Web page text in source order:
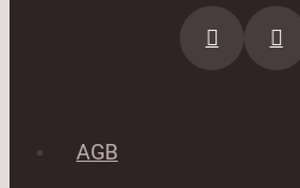
AGB